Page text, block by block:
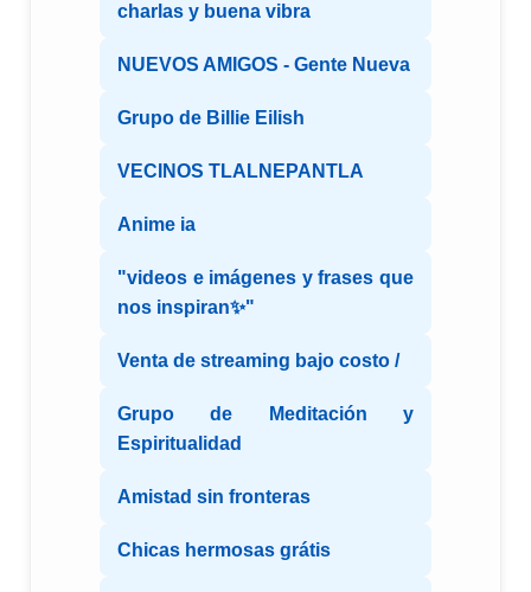
charlas y buena vibra
NUEVOS AMIGOS - Gente Nueva
Grupo de Billie Eilish
VECINOS TLALNEPANTLA
Anime ia
"videos e imágenes y frases que
nos inspiran✨"
Venta de streaming bajo costo /
Grupo de Meditación y
Espiritualidad
Amistad sin fronteras
Chicas hermosas grátis